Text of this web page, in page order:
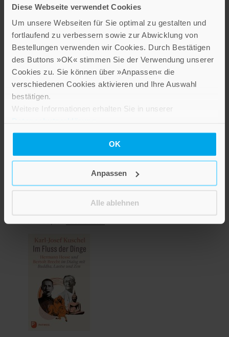
Diese Webseite verwendet Cookies
Um unsere Webseiten für Sie optimal zu gestalten und
fortlaufend zu verbessern sowie zur Abwicklung von
Bestellungen verwenden wir Cookies. Durch Bestätigen
des Buttons »OK« stimmen Sie der Verwendung unserer
Cookies zu. Sie können über »Anpassen« die
verschiedenen Cookies aktivieren und Ihre Auswahl
bestätigen.
Weitere Informationen erhalten Sie in unserer
OK
Anpassen
Alle ablehnen
Thematisch verwandte Artikel
Dass wir alle Kinder
Abrahams sind ...
Inkl. 7% MwSt.,exkl.Versandkosten